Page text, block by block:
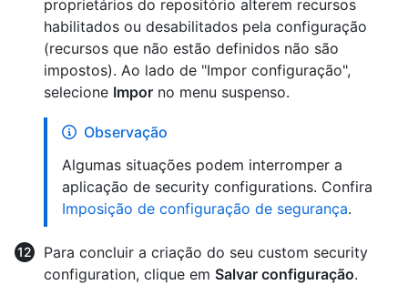
proprietários do repositório alterem recursos
habilitados ou desabilitados pela configuração
(recursos que não estão definidos não são
impostos). Ao lado de "Impor configuração",
selecione Impor no menu suspenso.
Observação
Algumas situações podem interromper a
aplicação de security configurations. Confira
Imposição de configuração de segurança.
Para concluir a criação do seu custom security
configuration, clique em Salvar configuração.